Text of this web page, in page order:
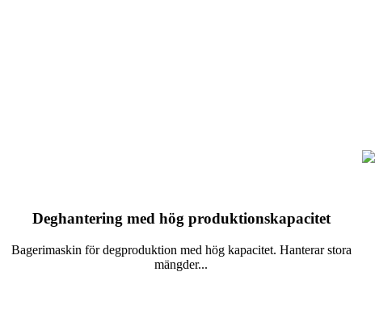
Deghantering med hög produktionskapacitet
Bagerimaskin för degproduktion med hög kapacitet. Hanterar stora
mängder...